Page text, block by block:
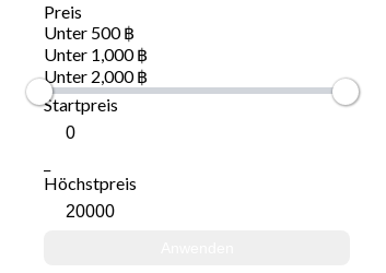
Preis
Unter 500 ฿
Unter 1,000 ฿
Unter 2,000 ฿
Startpreis
Höchstpreis